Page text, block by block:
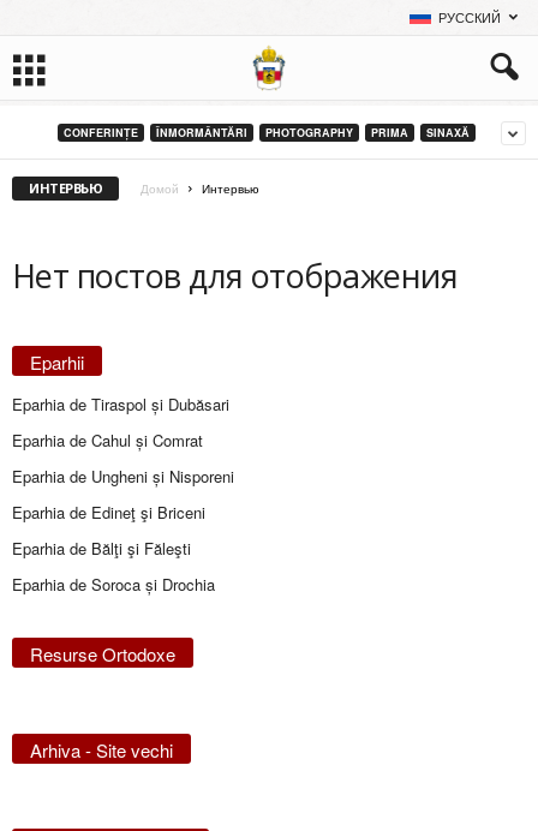
РУССКИЙ
CONFERINȚE ÎNMORMÂNTĂRI PHOTOGRAPHY PRIMA SINAXĂ
ИНТЕРВЬЮ Домой Интервью
Нет постов для отображения
Eparhii
Eparhia de Tiraspol și Dubăsari
Eparhia de Cahul și Comrat
Eparhia de Ungheni și Nisporeni
Eparhia de Edineţ şi Briceni
Eparhia de Bălţi şi Făleşti
Eparhia de Soroca și Drochia
Resurse Ortodoxe
Arhiva - Site vechi